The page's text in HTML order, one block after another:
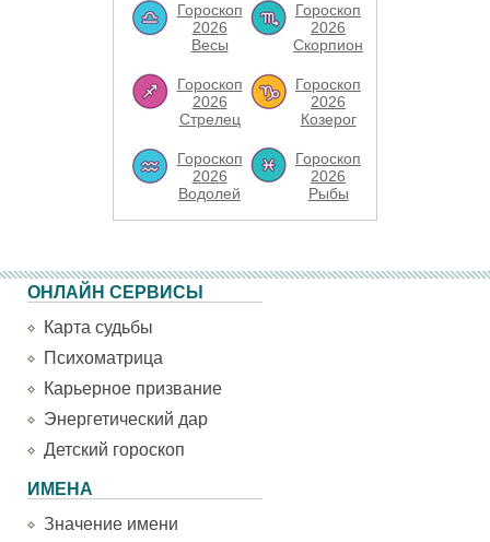
Гороскоп
2026
Весы
Гороскоп
2026
Скорпион
Гороскоп
2026
Стрелец
Гороскоп
2026
Козерог
Гороскоп
2026
Водолей
Гороскоп
2026
Рыбы
ОНЛАЙН СЕРВИСЫ
Карта судьбы
Психоматрица
Карьерное призвание
Энергетический дар
Детский гороскоп
ИМЕНА
Значение имени